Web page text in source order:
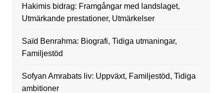
Hakimis bidrag: Framgångar med landslaget,
Utmärkande prestationer, Utmärkelser
Saïd Benrahma: Biografi, Tidiga utmaningar,
Familjestöd
Sofyan Amrabats liv: Uppväxt, Familjestöd, Tidiga
ambitioner